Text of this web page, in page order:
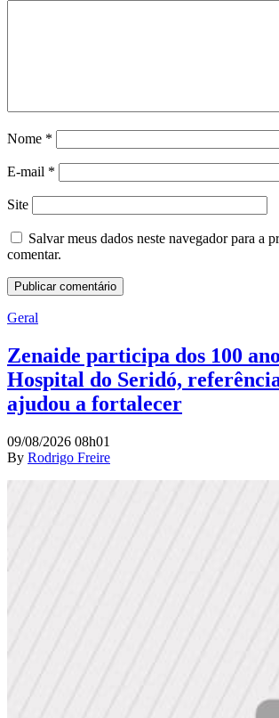
Nome *
E-mail *
Site
Salvar meus dados neste navegador para a
comentar.
Geral
Zenaide participa dos 100
Hospital do Seridó,
ajudou a fortalecer
09/08/2026 08h01
By Rodrigo Freire